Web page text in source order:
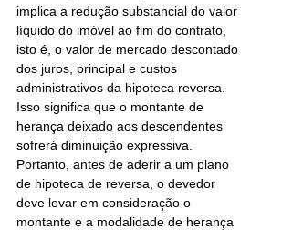
implica a redução substancial do valor
líquido do imóvel ao fim do contrato,
isto é, o valor de mercado descontado
dos juros, principal e custos
administrativos da hipoteca reversa.
Isso significa que o montante de
herança deixado aos descendentes
sofrerá diminuição expressiva.
Portanto, antes de aderir a um plano
de hipoteca de reversa, o devedor
deve levar em consideração o
montante e a modalidade de herança